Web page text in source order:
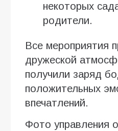
некоторых
родители.
Все мероприятия
дружеской
получили заряд
положительных
впечатлений.
Фото управления